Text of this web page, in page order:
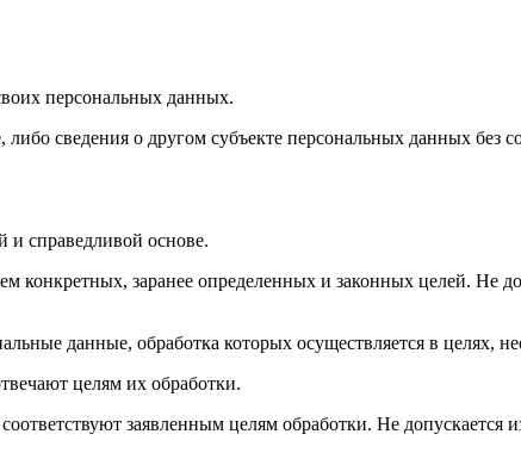
персональных данных.
сведения о другом субъекте персональных данных без
и справедливой основе.
конкретных, заранее определенных и законных целей. Не
данные, обработка которых осуществляется в целях,
целям их обработки.
заявленным целям обработки. Не